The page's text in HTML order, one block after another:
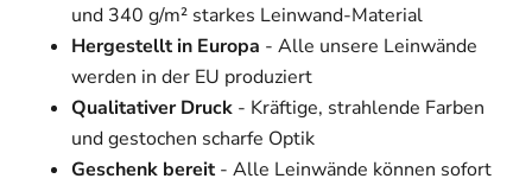
und 340 g/m² starkes Leinwand-Material
Hergestellt in Europa - Alle unsere Leinwände
werden in der EU produziert
Qualitativer Druck - Kräftige, strahlende Farben
und gestochen scharfe Optik
Geschenk bereit- Alle Leinwände können sofort